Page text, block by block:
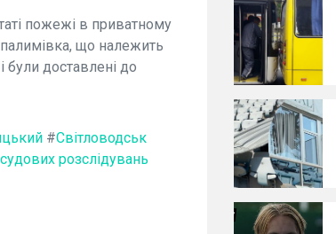
пожежі в приватному
що належить
доставлені до
#Світловодськ
розслідувань